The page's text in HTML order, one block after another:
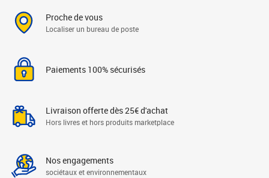
Proche de vous
Localiser un bureau de poste
Paiements 100% sécurisés
Livraison offerte dès 25€ d'achat
Hors livres et hors produits marketplace
Nos engagements
sociétaux et environnementaux